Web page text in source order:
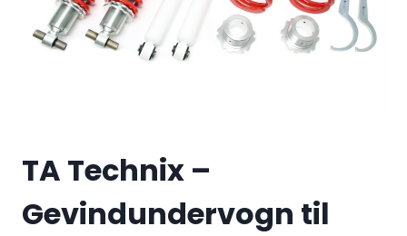
TA Technix –
Gevindundervogn til